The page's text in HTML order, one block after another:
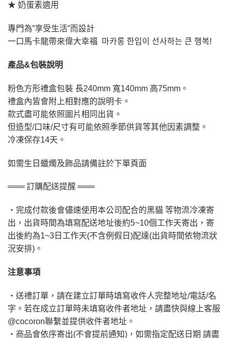
★ 奶蛋素適用
專門為”享受生活”而設計
一口馬卡龍帶來偉大幸福 마카롱 한입이 선사하는 큰 행복!
產品&包裝說明
粉色方形禮盒包裝 長240mm 寬140mm 高75mm。
禮盒內皆會附上相對應的說明卡。
款式盡可能依照圖片相同出貨。
但造型/口味/尺寸有可能依照季節供貨等其他因素調整。
冷凍保存14天。
如需生日蠟燭及飾品請備註於下單頁面
═══ 訂購配送提醒 ═══
・完成付款後會儘速使用本公司配合的黑貓 等物流冷凍寄
出，出貨時間為填寫配送地址後約5~10個工作天寄出，寄
出後約為1~3日工作天(不含例假日)配達(出貨時間依物流狀
況安排)。
注意事項
・送禮訂單，請在建立訂單時填寫收件人完整地址/電話/名
字。若在成立訂單時未填寫收件者地址，請盡快與線上客服
@cocoron聯繫並提供收件者地址。
・商品會依序寄出(不會提前通知)，如需指定配送日期 請盡